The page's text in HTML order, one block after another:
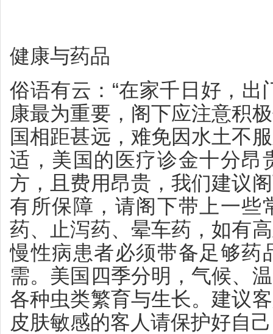
健康与药品
俗语有云：“在家千日好，出
康最为重要，阁下应注意积
国相距甚远，难免因水土不
适，美国的医疗诊金十分昂
方，且费用昂贵，我们建议
有所保障，请阁下带上一些
药、止泻药、晕车药，如有
慢性病患者必须带备足够药
需。美国四季分明，气候、
各种虫类繁育与生长。建议
皮肤敏感的客人请保护好自